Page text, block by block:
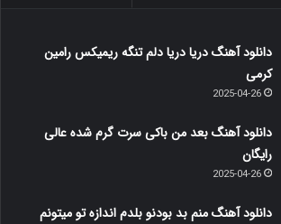
دانلود آهنگ دریا دریا دلم تنگه ریمیکس رامین
کرمی
2025-04-26
دانلود آهنگ بعد من باکی سرت گرم شده عالی
رایگان
2025-04-26
دانلود آهنگ منم بد بودنو بلدم اندازه تو میتونم